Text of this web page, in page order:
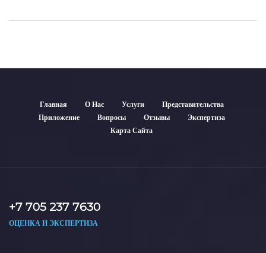
Главная О Нас Услуги
Представительства
Приложение
Вопросы Отзывы
Экспертиза
Карта Сайта
+7 705 237 7630
ОЦЕНКА И ЭКСПЕРТИЗА